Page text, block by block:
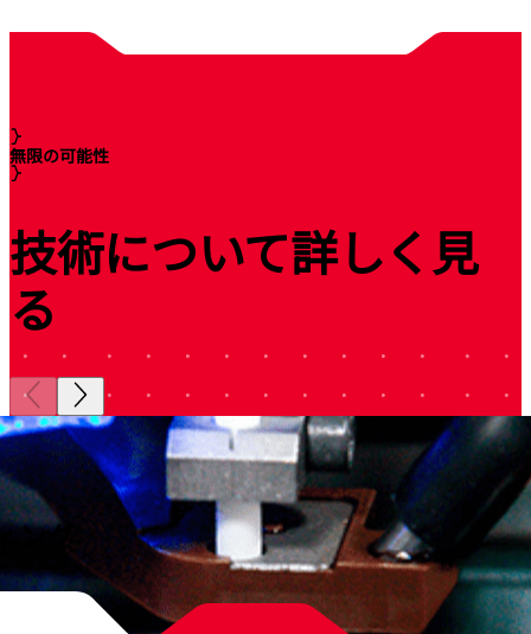
無限の可能性
技術について詳しく見
る
ング